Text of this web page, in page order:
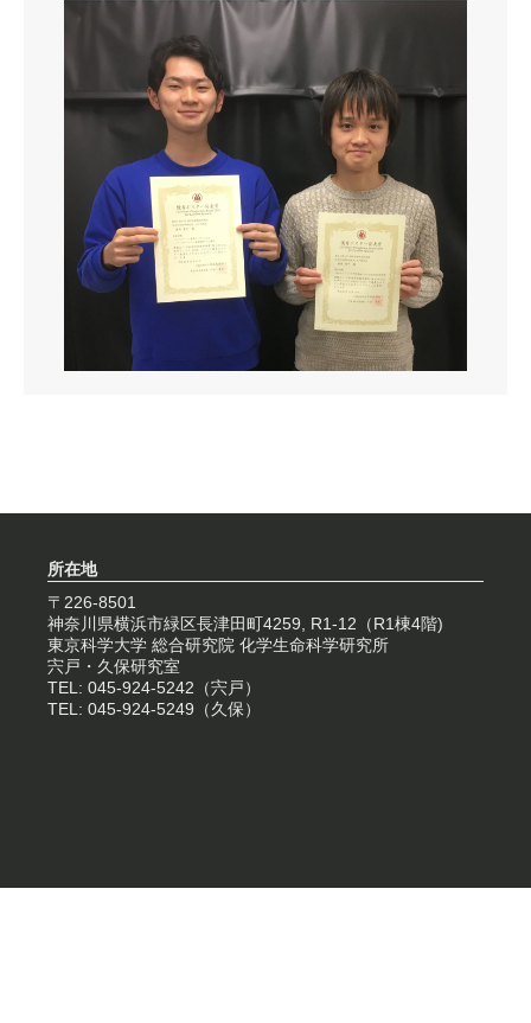
所在地
〒226-8501
神奈川県横浜市緑区長津田町4259, R1-12（R1棟4階)
東京科学大学 総合研究院 化学生命科学研究所
宍戸・久保研究室
TEL: 045-924-5242（宍戸）
TEL: 045-924-5249（久保）